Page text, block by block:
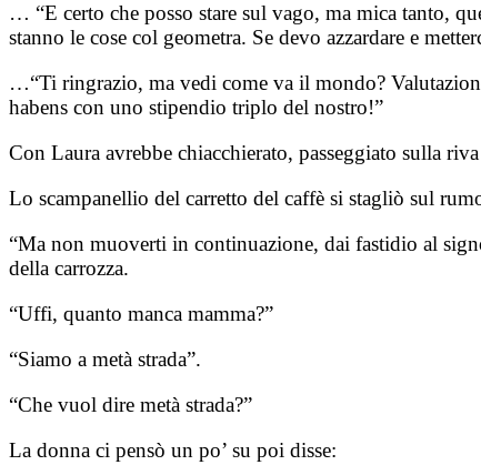
… “E certo che posso stare sul vago, ma mica tanto,
stanno le cose col geometra. Se devo azzardare e
…“Ti ringrazio, ma vedi come va il mondo?
habens con uno stipendio triplo del nostro!”
Con Laura avrebbe chiacchierato, passeggiato sulla
Lo scampanellio del carretto del caffè si stagliò sul
“Ma non muoverti in continuazione, dai fastidio al
della carrozza.
“Uffi, quanto manca mamma?”
“Siamo a metà strada”.
“Che vuol dire metà strada?”
La donna ci pensò un po’ su poi disse: